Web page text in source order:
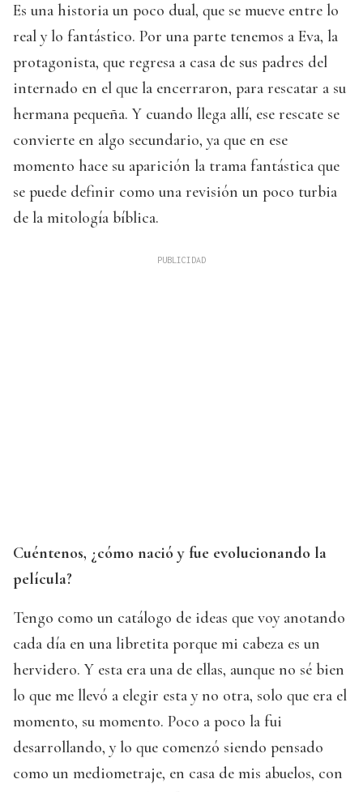
Es una historia un poco dual, que se mueve entre lo
real y lo fantástico. Por una parte tenemos a Eva, la
protagonista, que regresa a casa de sus padres del
internado en el que la encerraron, para rescatar a su
hermana pequeña. Y cuando llega allí, ese rescate se
convierte en algo secundario, ya que en ese
momento hace su aparición la trama fantástica que
se puede definir como una revisión un poco turbia
de la mitología bíblica.
Cuéntenos, ¿cómo nació y fue evolucionando la
película?
Tengo como un catálogo de ideas que voy anotando
cada día en una libretita porque mi cabeza es un
hervidero. Y esta era una de ellas, aunque no sé bien
lo que me llevó a elegir esta y no otra, solo que era el
momento, su momento. Poco a poco la fui
desarrollando, y lo que comenzó siendo pensado
como un mediometraje, en casa de mis abuelos, con